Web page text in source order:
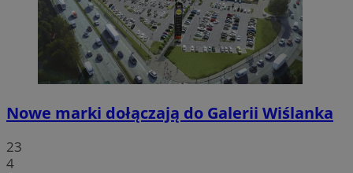
Nowe marki dołączają do Galerii Wiślanka
23
4